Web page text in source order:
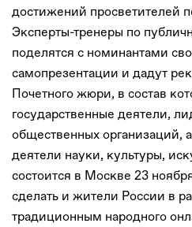
достижений просветителей
Эксперты-тренеры по
поделятся с номинантами
самопрезентации и дадут
Почетного жюри, в состав
государственные деятели,
общественных организаций,
деятели науки, культуры,
состоится в Москве 23
сделать и жители России в
традиционным народного